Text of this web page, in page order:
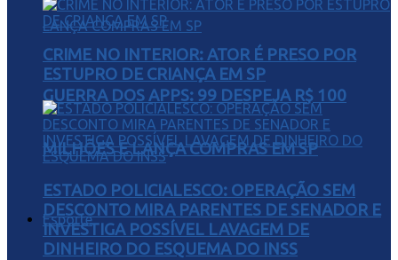
GUERRA DOS APPS: 99 DESPEJA R$ 100
MILHÕES E LANÇA COMPRAS EM SP
Esporte
CRIME NO INTERIOR: ATOR É PRESO POR
ESTUPRO DE CRIANÇA EM SP
ESTADO POLICIALESCO: OPERAÇÃO SEM
DESCONTO MIRA PARENTES DE SENADOR E
INVESTIGA POSSÍVEL LAVAGEM DE
DINHEIRO DO ESQUEMA DO INSS